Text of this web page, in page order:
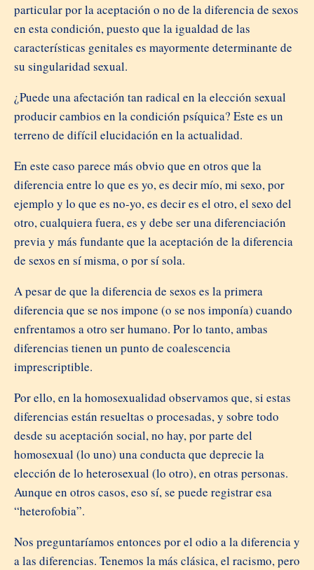
particular por la aceptación o no de la diferencia de sexos
en esta condición, puesto que la igualdad de las
características genitales es mayormente determinante de
su singularidad sexual.
¿Puede una afectación tan radical en la elección sexual
producir cambios en la condición psíquica? Este es un
terreno de difícil elucidación en la actualidad.
En este caso parece más obvio que en otros que la
diferencia entre lo que es yo, es decir mío, mi sexo, por
ejemplo y lo que es no-yo, es decir es el otro, el sexo del
otro, cualquiera fuera, es y debe ser una diferenciación
previa y más fundante que la aceptación de la diferencia
de sexos en sí misma, o por sí sola.
A pesar de que la diferencia de sexos es la primera
diferencia que se nos impone (o se nos imponía) cuando
enfrentamos a otro ser humano. Por lo tanto, ambas
diferencias tienen un punto de coalescencia
imprescriptible.
Por ello, en la homosexualidad observamos que, si estas
diferencias están resueltas o procesadas, y sobre todo
desde su aceptación social, no hay, por parte del
homosexual (lo uno) una conducta que deprecie la
elección de lo heterosexual (lo otro), en otras personas.
Aunque en otros casos, eso sí, se puede registrar esa
“heterofobia”.
Nos preguntaríamos entonces por el odio a la diferencia y
a las diferencias. Tenemos la más clásica, el racismo, pero